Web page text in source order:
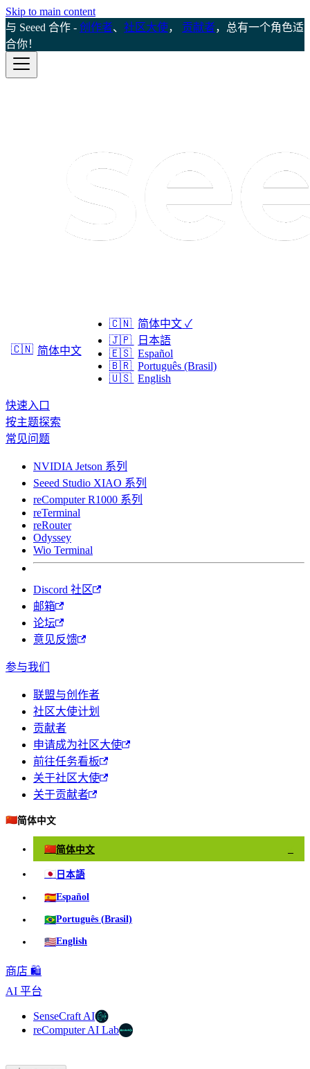
Skip to main content
与 Seeed 合作 - 创作者、 社区大使， 贡献者，总有一个角色适
合你！
🇨🇳 简体中文
🇨🇳 简体中文 ✓
🇯🇵
日本語
🇪🇸 Español
🇧🇷 Português (Brasil)
🇺🇸 English
快速入口
按主题探索
常见问题
NVIDIA Jetson 系列
Seeed Studio XIAO 系列
reComputer R1000 系列
reTerminal
reRouter
Odyssey
Wio Terminal
Discord 社区
邮箱
论坛
意见反馈
参与我们
联盟与创作者
社区大使计划
贡献者
申请成为社区大使
前往任务看板
关于社区大使
关于贡献者
🇨🇳简体中文
🇨🇳简体中文
🇯🇵 日本語
🇪🇸Español
🇧🇷Português (Brasil)
🇺🇸English
商店 🛍️
AI 平台
SenseCraft AI
reComputer AI Lab